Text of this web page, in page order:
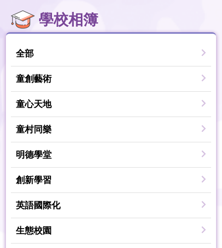
學校相簿
全部
童創藝術
童心天地
童村同樂
明德學堂
創新學習
英語國際化
生態校園